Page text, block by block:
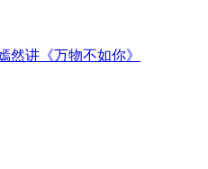
然讲《万物不如你》